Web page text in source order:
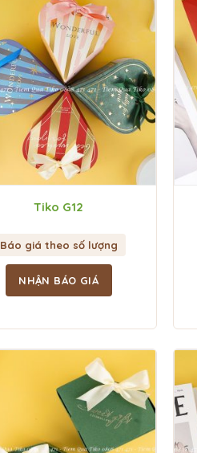
Tiko G12
Báo giá theo số lượng
NHẬN BÁO GIÁ